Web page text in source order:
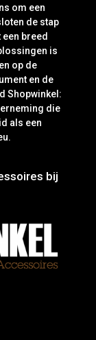
om een
de stap
een breed
is
op de
en de
Shopwinkel:
die
als een
bij